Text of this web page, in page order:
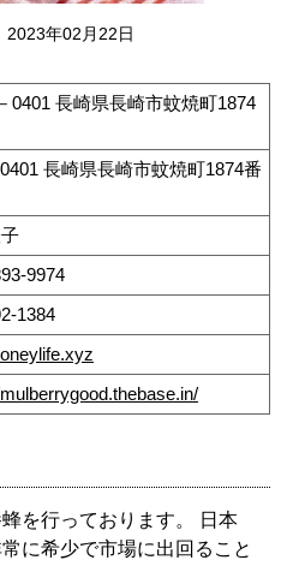
2023年02月22日
0401 長崎県長崎市蚊焼町1874
長崎県長崎市蚊焼町1874番
9974
1384
を行っております。 日本
に希少で市場に出回ること